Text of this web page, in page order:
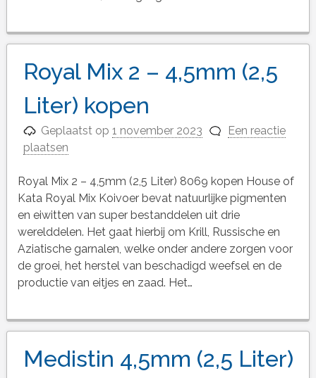
Royal Mix 2 – 4,5mm (2,5
Liter) kopen
Geplaatst op1 november 2023
Een reactie
plaatsen
Royal Mix 2 – 4,5mm (2,5 Liter) 8069 kopen House of
Kata Royal Mix Koivoer bevat natuurlijke pigmenten
en eiwitten van super bestanddelen uit drie
werelddelen. Het gaat hierbij om Krill, Russische en
Aziatische garnalen, welke onder andere zorgen voor
de groei, het herstel van beschadigd weefsel en de
productie van eitjes en zaad. Het…
Medistin 4,5mm (2,5 Liter)